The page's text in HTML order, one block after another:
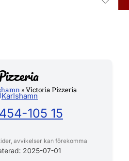
»Victoria Pizzeria
Karlshamn
105 15
11:00 - 22:00
avvikelser kan förekomma
2025-07-01